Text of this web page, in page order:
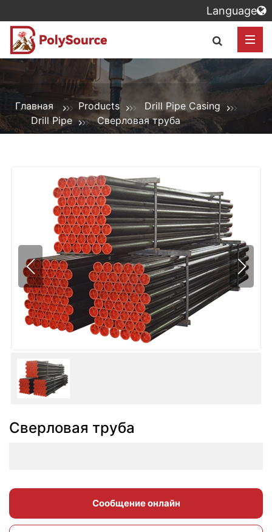
Главная Products
Drill Pipe Casing
Drill Pipe
Сверловая труба
Сверловая труба
Сообщение онлайн
Language